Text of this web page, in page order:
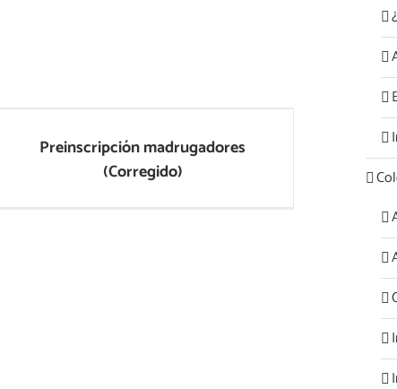
Preinscripción madrugadores
(Corregido)